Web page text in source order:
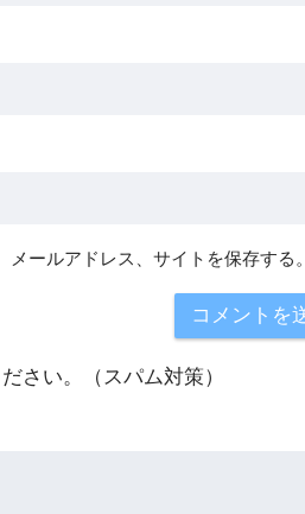
ールアドレス、サイトを保存する。
さい。（スパム対策）